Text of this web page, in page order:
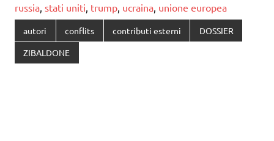
russia, stati uniti, trump, ucraina, unione europea
autori conflits contributi esterni DOSSIER
ZIBALDONE